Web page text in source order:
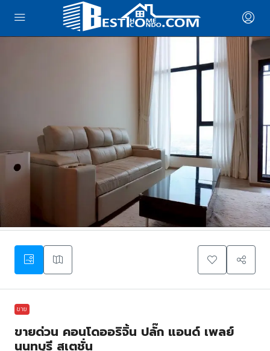
ขาย
ขายด่วน คอนโดออริจิ้น ปลั๊ก แอนด์ เพลย์
นนทบุรี สเตชั่น